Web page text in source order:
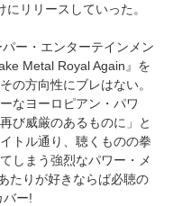
リリースしていった。
ー・エンターテインメン
Metal Royal Again』を
の方向性にブレはない。
なヨーロピアン・パワ
び威厳のあるものに」と
トル通り、聴くものの拳
しまう強烈なパワー・メ
たりが好きならば必聴の
バー!